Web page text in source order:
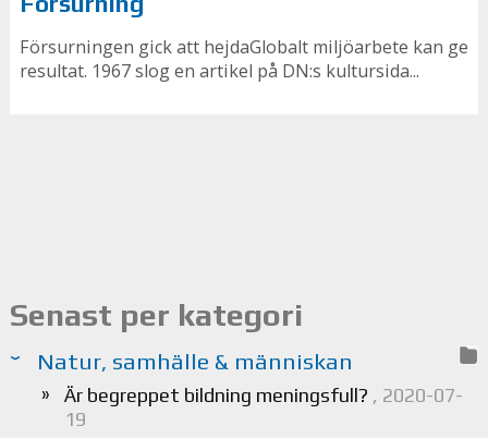
Försurningen gick att hejdaGlobalt miljöarbete kan ge
resultat. 1967 slog en artikel på DN:s kultursida...
Senast per kategori
Natur, samhälle & människan
Är begreppet bildning meningsfull? , 2020-07-
19